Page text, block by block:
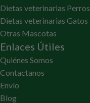
Dietas veterinarias Perros
Dietas veterinarias Gatos
Otras Mascotas
Enlaces Útiles
Quiénes Somos
Contactanos
Envío
Blog